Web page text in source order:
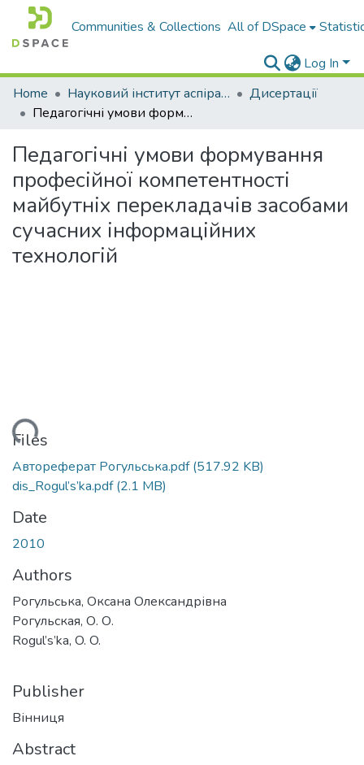
Communities & Collections All of DSpace
Log In
Home
Науковий інститут аспірантури та докторантури
Дисертації
Педагогічні умови формування професійної компетентності майбутніх перекладачів засобами сучасних інформаційних технологій
Педагогічні умови формування
професійної компетентності
майбутніх перекладачів засобами
сучасних інформаційних
технологій
Files
Автореферат Рогульська.pdf(517.92 KB)
dis_Rogul’s’ka.pdf(2.1 MB)
Date
2010
Authors
Рогульська, Оксана Олександрівна
Рогульская, О. О.
Rogul’s’ka, O. O.
Publisher
Вінниця
Abstract